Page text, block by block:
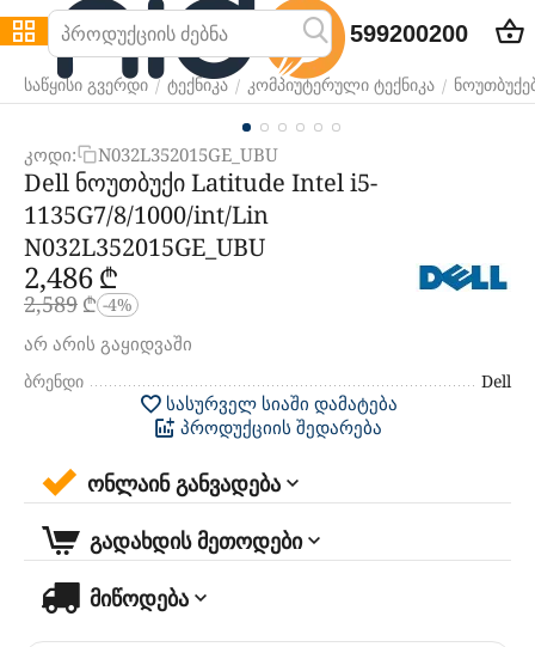
599200200
საწყისი გვერდი / ტექნიკა / კომპიუტერული ტექნიკა /
კოდი: N032L352015GE_UBU
Dell ნოუთბუქი Latitude Intel i5-
1135G7/8/1000/int/Lin
N032L352015GE_UBU
2,486₾
2,589 ₾ -4%
არ არის გაყიდვაში
ბრენდი Dell
სასურველ სიაში დამატება
პროდუქციის შედარება
ონლაინ განვადება
გადახდის მეთოდები
მიწოდება